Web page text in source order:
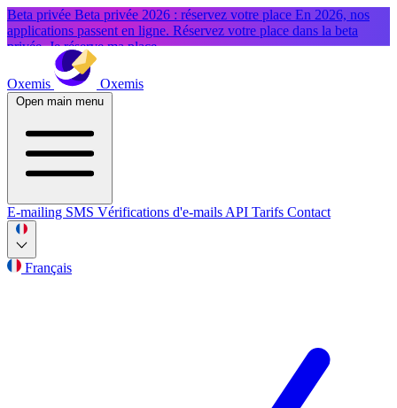
Beta privée Beta privée 2026 : réservez votre place En 2026, nos
applications passent en ligne. Réservez votre place dans la beta
privée. Je réserve ma place
Oxemis Oxemis
Open main menu
E-mailing SMS Vérifications d'e-mails API Tarifs Contact
Français